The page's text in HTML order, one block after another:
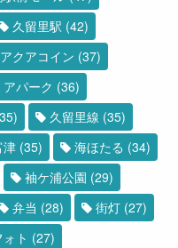
久留里駅 (42)
アクアコイン (37)
パーク (36)
久留里線 (35)
津(35) 海ほたる (34)
袖ケ浦公園 (29)
弁当 (28) 街灯(27)
ト (27)